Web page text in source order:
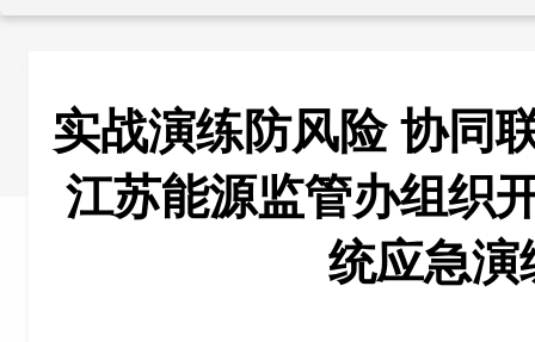
实战演练防风险 协
江苏能源监管办组织
统应急演